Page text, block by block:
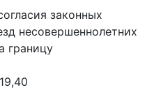
законных
несовершеннолетних
границу